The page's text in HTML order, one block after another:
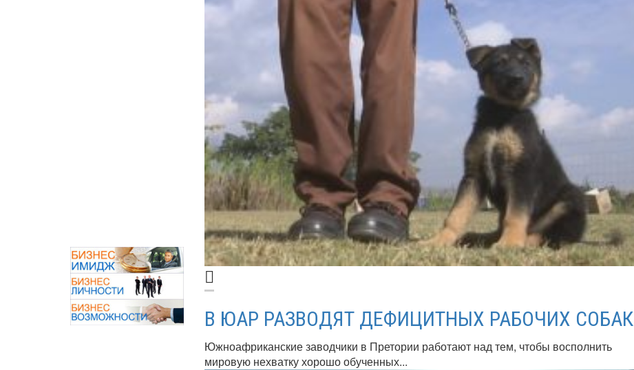
В ЮАР РАЗВОДЯТ ДЕФИЦИТНЫХ РАБОЧИХ СОБАК
Южноафриканские заводчики в Претории работают над тем, чтобы восполнить
мировую нехватку хорошо обученных...